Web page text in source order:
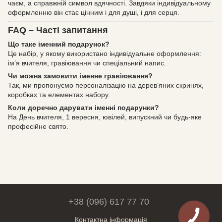
чаєм, а справжній символ вдячності. Завдяки індивідуальному
оформленню він стає цінним і для душі, і для серця.
FAQ – Часті запитання
Що таке іменний подарунок?
Це набір, у якому використано індивідуальне оформлення:
ім’я вчителя, гравіювання чи спеціальний напис.
Чи можна замовити іменне гравіювання?
Так, ми пропонуємо персоналізацію на дерев’яних скринях,
коробках та елементах набору.
Коли доречно дарувати іменні подарунки?
На День вчителя, 1 вересня, ювілей, випускний чи будь-яке
професійне свято.
+38 (096) 617 77 70
Контактна інформація